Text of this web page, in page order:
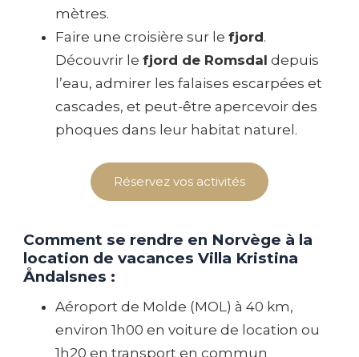
mètres.
Faire une croisière sur le fjord.
Découvrir le fjord de Romsdal depuis
l’eau, admirer les falaises escarpées et
cascades, et peut-être apercevoir des
phoques dans leur habitat naturel.
Réservez vos activités
Comment se rendre en Norvège à la
location de vacances Villa Kristina
Åndalsnes :
Aéroport de Molde (MOL) à 40 km,
environ 1h00 en voiture de location ou
1h20 en transport en commun